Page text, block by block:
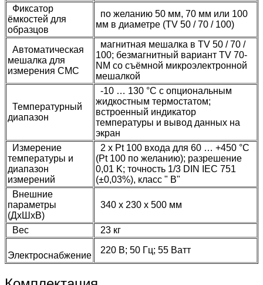
Фиксатор
ёмкостей для
образцов
по желанию 50 мм, 70 мм или 100
мм в диаметре (TV 50 / 70 / 100)
Автоматическая
мешалка для
измерения CMC
магнитная мешалка в TV 50 / 70 /
100; безмагнитный вариант TV 70-
NM со съёмной микроэлектронной
мешалкой
Температурный
диапазон
-10 … 130 °C с опциональным
жидкостным термостатом;
встроенный индикатор
температуры и вывод данных на
экран
Измерение
температуры и
диапазон
измерений
2 x Pt 100 входа для 60 … +450 °C
(Pt 100 по желанию); разрешение
0,01 K; точность 1/3 DIN IEC 751
(±0,03%), класс " В"
Внешние
параметры
(ДxШxВ)
340 x 230 x 500 мм
Вес 23 кг
Электроснабжение
220 В; 50 Гц; 55 Ватт